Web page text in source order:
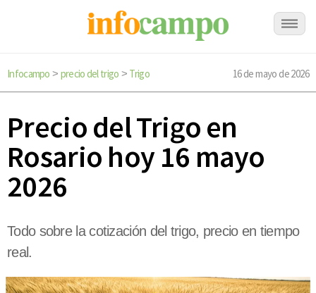
Infocampo > precio del trigo > Trigo 16 de mayo de 2026
Precio del Trigo en
Rosario hoy 16 mayo
2026
Todo sobre la cotización del trigo, precio en tiempo
real.